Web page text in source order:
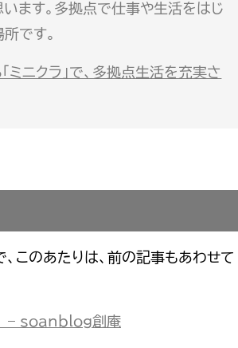
います。多拠点で仕事や生活をはじ
です。
ミニクラ」で、多拠点生活を充実さ
、このあたりは、前の記事もあわせて
。 – soanblog創庵